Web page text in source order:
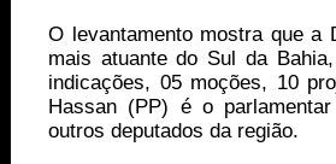
O levantamento mostra que a
mais atuante do Sul da Bahia,
indicações, 05 moções, 10
Hassan (PP) é o
outros deputados da região.